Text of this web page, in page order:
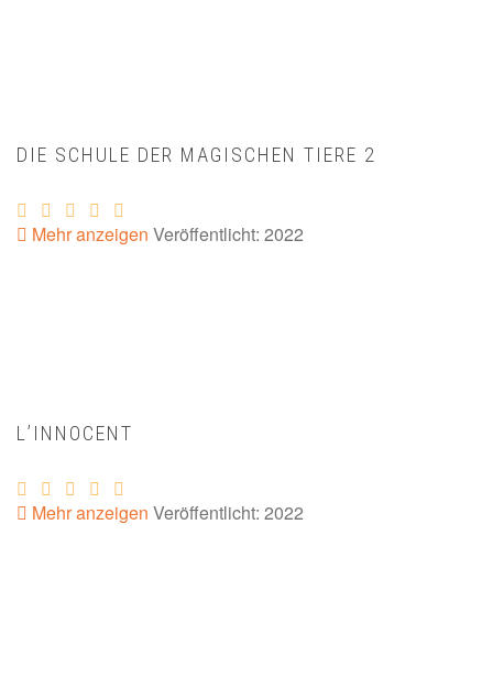
DIE SCHULE DER MAGISCHEN TIERE 2
Mehr anzeigen Veröffentlicht: 2022
L’INNOCENT
Mehr anzeigen Veröffentlicht: 2022